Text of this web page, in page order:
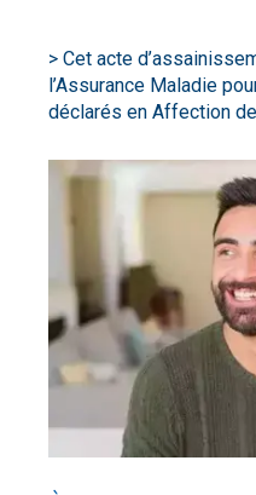
> Cet acte
l’Assurance Maladie
déclarés en Affection